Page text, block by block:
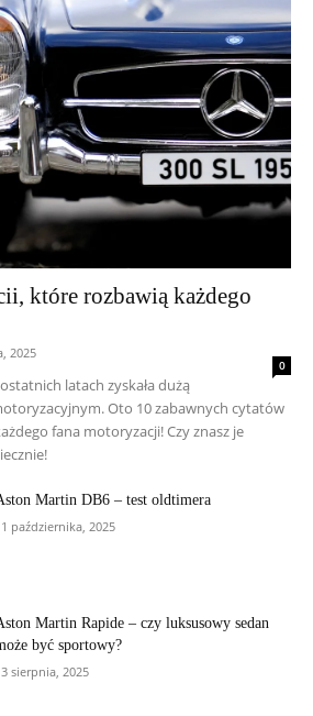
które rozbawią każdego
2025
0
latach zyskała dużą
Oto 10 zabawnych cytatów
fana motoryzacji! Czy znasz je
Martin DB6 – test oldtimera
października, 2025
Martin Rapide – czy luksusowy sedan
być sportowy?
sierpnia, 2025